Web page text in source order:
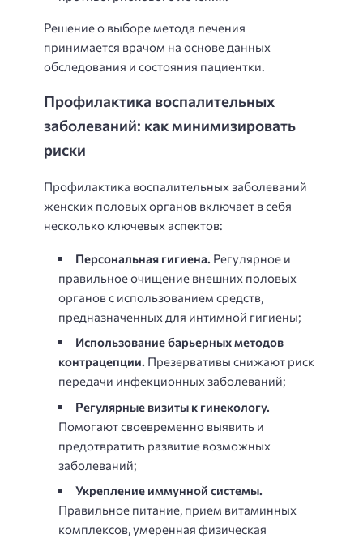
Решение о выборе метода лечения
принимается врачом на основе данных
обследования и состояния пациентки.
Профилактика воспалительных
заболеваний: как минимизировать
риски
Профилактика воспалительных заболеваний
женских половых органов включает в себя
несколько ключевых аспектов:
Персональная гигиена. Регулярное и
правильное очищение внешних половых
органов с использованием средств,
предназначенных для интимной гигиены;
Использование барьерных методов
контрацепции. Презервативы снижают риск
передачи инфекционных заболеваний;
Регулярные визиты к гинекологу.
Помогают своевременно выявить и
предотвратить развитие возможных
заболеваний;
Укрепление иммунной системы.
Правильное питание, прием витаминных
комплексов, умеренная физическая